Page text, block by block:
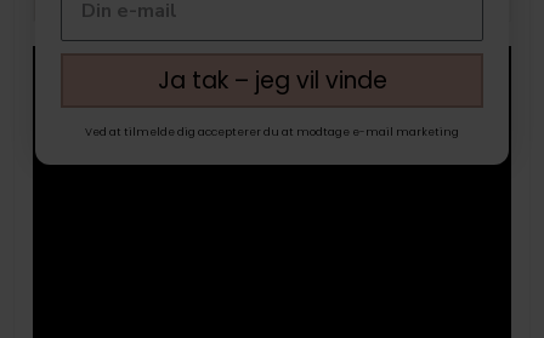
Ja tak – jeg vil vinde
Ved at tilmelde dig accepterer du at modtage e-mail marketing